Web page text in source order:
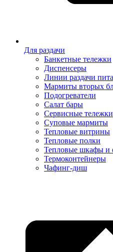
Для раздачи
Банкетные тележки
Диспенсеры
Линии раздачи
Мармиты вторых
Подогреватели
Салат бары
Сервисные тележки
Суповые мармиты
Тепловые витрины
Тепловые полки
Тепловые шкафы и
Термоконтейнеры
Чафинг-диш